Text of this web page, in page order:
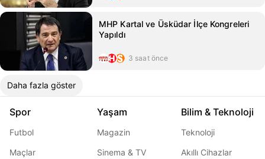
MHP Kartal ve Üsküdar İlçe Kongreleri
Yapıldı
3 saat önce
Daha fazla göster
Spor
Futbol
Maçlar
Yaşam
Magazin
Sinema & TV
Bilim & Teknoloji
Teknoloji
Akıllı Cihazlar